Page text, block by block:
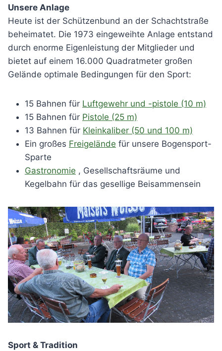
Unsere Anlage
Heute ist der Schützenbund an der Schachtstraße
beheimatet. Die 1973 eingeweihte Anlage entstand
durch enorme Eigenleistung der Mitglieder und
bietet auf einem 16.000 Quadratmeter großen
Gelände optimale Bedingungen für den Sport:
15 Bahnen für Luftgewehr und -pistole (10 m)
15 Bahnen für Pistole (25 m)
13 Bahnen für Kleinkaliber (50 und 100 m)
Ein großes Freigelände für unsere Bogensport-
Sparte
Gastronomie , Gesellschaftsräume und
Kegelbahn für das gesellige Beisammensein
Sport & Tradition